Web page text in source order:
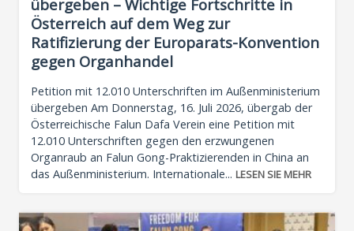
übergeben – Wichtige Fortschritte in
Österreich auf dem Weg zur
Ratifizierung der Europarats-Konvention
gegen Organhandel
Petition mit 12.010 Unterschriften im Außenministerium
übergeben Am Donnerstag, 16. Juli 2026, übergab der
Österreichische Falun Dafa Verein eine Petition mit
12.010 Unterschriften gegen den erzwungenen
Organraub an Falun Gong-Praktizierenden in China an
das Außenministerium. Internationale... LESEN SIE MEHR